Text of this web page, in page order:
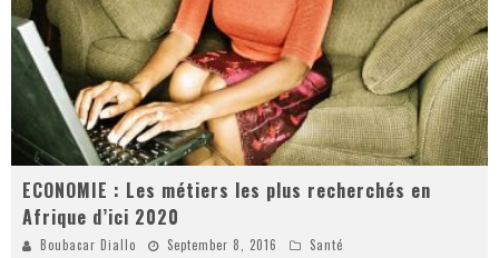
ECONOMIE : Les métiers les plus recherchés en
Afrique d’ici 2020
Boubacar Diallo September 8, 2016 Santé